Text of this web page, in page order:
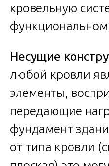
кровельную
Несущие
любой кровли
элементы,
передающие
фундамент
от типа кровли